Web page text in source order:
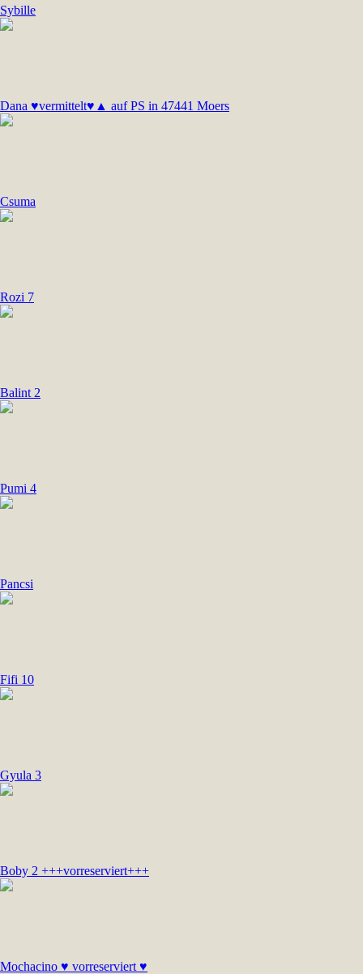
Sybille
Dana ♥vermittelt♥▲ auf PS in 47441 Moers
Csuma
Rozi 7
Balint 2
Pumi 4
Pancsi
Fifi 10
Gyula 3
Boby 2 +++vorreserviert+++
Mochacino ♥ vorreserviert ♥